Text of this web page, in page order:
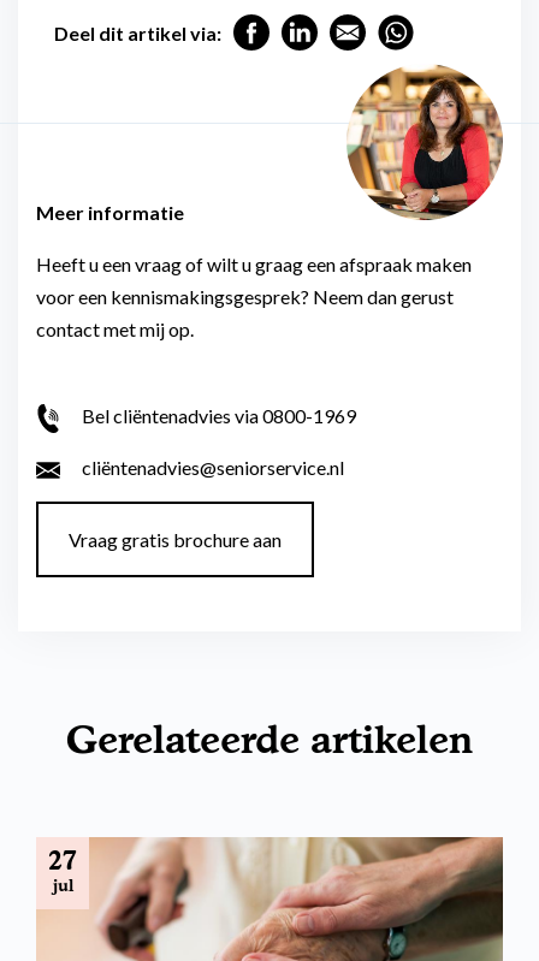
Deel dit artikel via:
Meer informatie
Heeft u een vraag of wilt u graag een afspraak maken
voor een kennismakingsgesprek? Neem dan gerust
contact met mij op.
Bel cliëntenadvies via 0800-1969
cliëntenadvies@seniorservice.nl
Vraag gratis brochure aan
Gerelateerde artikelen
27
jul